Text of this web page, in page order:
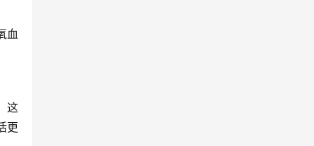
血
这
更